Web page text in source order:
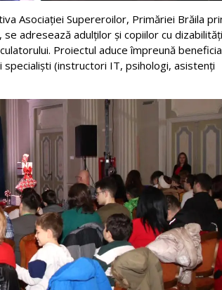
Asociației Supereroilor, Primăriei Brăila
adresează adulților și copiilor cu
Proiectul aduce împreună
specialiști (instructori IT, psihologi, asistenți